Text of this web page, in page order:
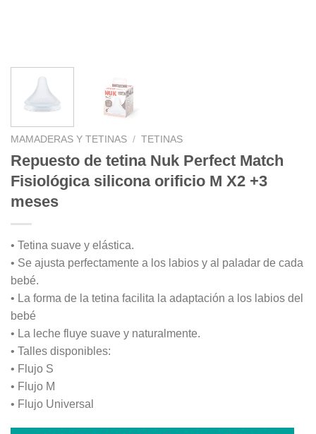
MAMADERAS Y TETINAS / TETINAS
Repuesto de tetina Nuk Perfect Match
Fisiológica silicona orificio M X2 +3
meses
• Tetina suave y elástica.
• Se ajusta perfectamente a los labios y al paladar de cada
bebé.
• La forma de la tetina facilita la adaptación a los labios del
bebé
• La leche fluye suave y naturalmente.
• Talles disponibles:
• Flujo S
• Flujo M
• Flujo Universal